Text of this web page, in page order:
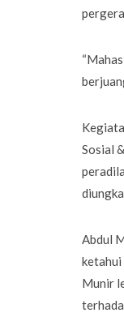
Sosial
Abdul
ketahui
Munir